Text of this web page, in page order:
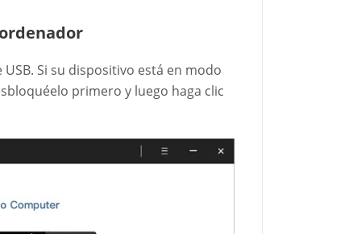
Si su dispositivo está en modo
primero y luego haga clic